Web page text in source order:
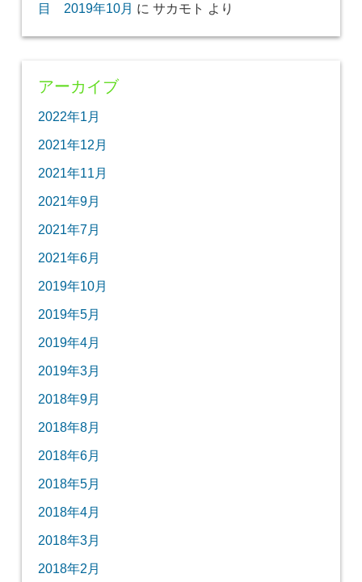
目 2019年10月 に サカモト より
アーカイブ
2022年1月
2021年12月
2021年11月
2021年9月
2021年7月
2021年6月
2019年10月
2019年5月
2019年4月
2019年3月
2018年9月
2018年8月
2018年6月
2018年5月
2018年4月
2018年3月
2018年2月